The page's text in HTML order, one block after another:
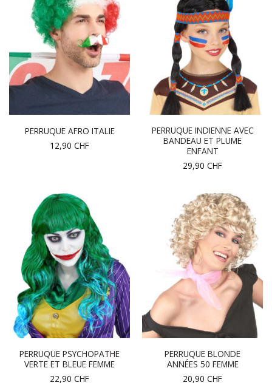
PERRUQUE AFRO ITALIE
12,90 CHF
PERRUQUE INDIENNE AVEC
BANDEAU ET PLUME
ENFANT
29,90 CHF
PERRUQUE PSYCHOPATHE
VERTE ET BLEUE FEMME
22,90 CHF
PERRUQUE BLONDE
ANNÉES 50 FEMME
20,90 CHF